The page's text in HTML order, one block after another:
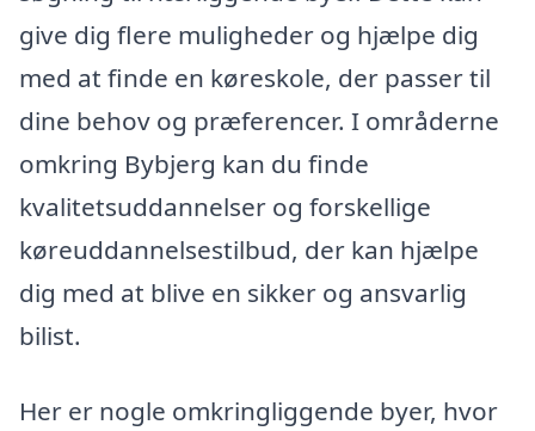
give dig flere muligheder og hjælpe dig
med at finde en køreskole, der passer til
dine behov og præferencer. I områderne
omkring Bybjerg kan du finde
kvalitetsuddannelser og forskellige
køreuddannelsestilbud, der kan hjælpe
dig med at blive en sikker og ansvarlig
bilist.
Her er nogle omkringliggende byer, hvor